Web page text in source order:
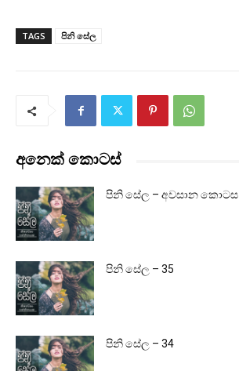
TAGS පිනි සේල
අනෙක් කොටස්
පිනි සේල – අවසාන කොටස
පිනි සේල – 35
පිනි සේල – 34